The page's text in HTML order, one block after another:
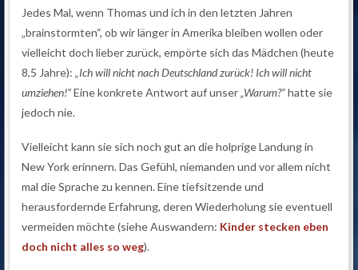
Jedes Mal, wenn Thomas und ich in den letzten Jahren
„brainstormten“, ob wir länger in Amerika bleiben wollen oder
vielleicht doch lieber zurück, empörte sich das Mädchen (heute
8,5 Jahre):„Ich will nicht nach Deutschland zurück! Ich will nicht
umziehen!“Eine konkrete Antwort auf unser„Warum?“hatte sie
jedoch nie.
Vielleicht kann sie sich noch gut an die holprige Landung in
New York erinnern. Das Gefühl, niemanden und vor allem nicht
mal die Sprache zu kennen. Eine tiefsitzende und
herausfordernde Erfahrung, deren Wiederholung sie eventuell
vermeiden möchte (siehe Auswandern: Kinder stecken eben
doch nicht alles so weg).